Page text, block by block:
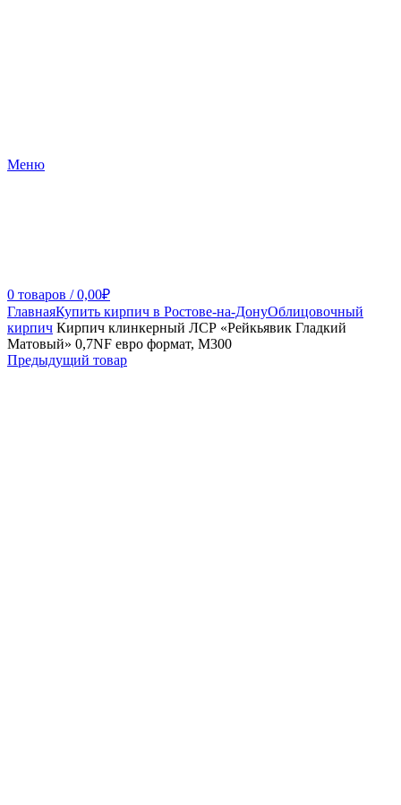
Меню
0 товаров / 0,00₽
ГлавнаяКупить кирпич в Ростове-на-ДонуОблицовочный
кирпич Кирпич клинкерный ЛСР «Рейкьявик Гладкий
Матовый» 0,7NF евро формат, М300
Предыдущий товар